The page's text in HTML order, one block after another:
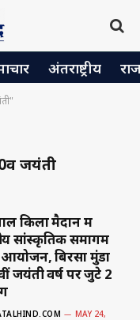
अंतराष्ट्रीय
जयंती
किला मैदान में
सांस्कृतिक समागम
बिरसा मुंडा
जयंती वर्ष पर जुटे 2
MAY 24,